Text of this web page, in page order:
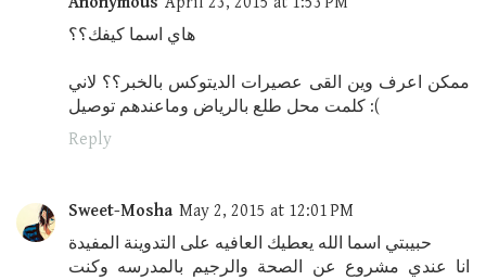
هاي اسما كيفك؟؟
ممكن اعرف وين القى عصيرات الديتوكس بالخبر؟؟ لاني
كلمت محل طلع بالرياض وماعندهم توصيل :(
Reply
Sweet-Mosha May 2, 2015 at 12:01 PM
حبيبتي اسما الله يعطيك العافيه على التدوينة المفيدة
انا عندي مشروع عن الصحة والرجيم بالمدرسه وكنت